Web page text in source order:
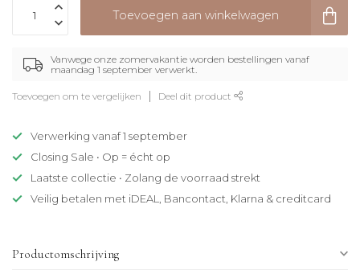
Toevoegen aan winkelwagen
Vanwege onze zomervakantie worden bestellingen vanaf
maandag 1 september verwerkt.
Toevoegen om te vergelijken Deel dit product
Verwerking vanaf 1 september
Closing Sale • Op = écht op
Laatste collectie • Zolang de voorraad strekt
Veilig betalen met iDEAL, Bancontact, Klarna & creditcard
Productomschrijving